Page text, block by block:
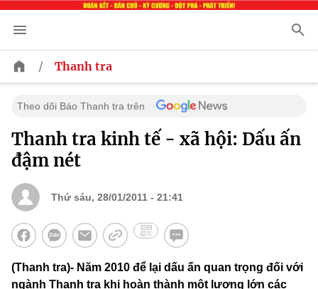
/ Thanh tra
Theo dõi Báo Thanh tra trên
Thanh tra kinh tế - xã hội: Dấu ấn
đậm nét
Thứ sáu, 28/01/2011 - 21:41
(Thanh tra)- Năm 2010 để lại dấu ấn quan trọng đối với
ngành Thanh tra khi hoàn thành một lượng lớn các